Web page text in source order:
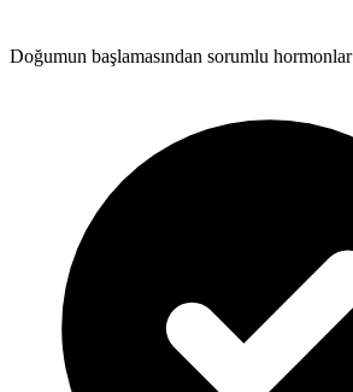
Doğumun başlamasından sorumlu hormonlar